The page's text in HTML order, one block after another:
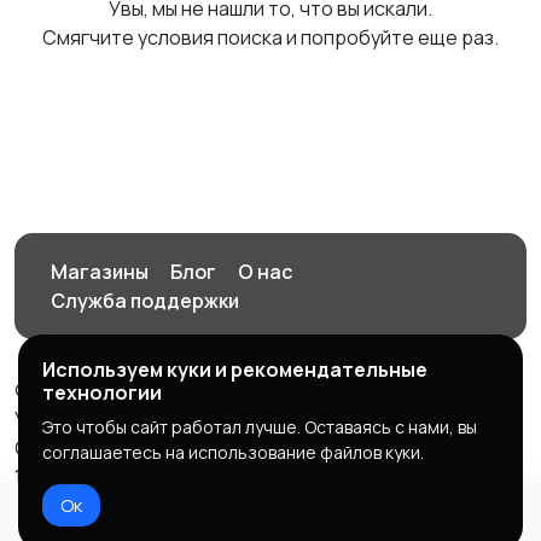
Увы, мы не нашли то, что вы искали.
Смягчите условия поиска и попробуйте еще раз.
Магазины Блог
О нас
Служба поддержки
© 2026 Орен-АЙ - Авто | Недвижимость | Работа |
Услуги
Создал Карусов Е.С ООО "ЦПК" ИНН 5609203278 ОГРН
1235600008841
Правила сервиса
Используем куки и рекомендательные
технологии
Это чтобы сайт работал лучше. Оставаясь с нами, вы
соглашаетесь на использование файлов куки.
Ок